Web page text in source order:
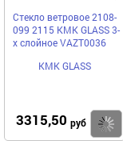
Стекло ветровое 2108-
099 2115 КМК GLASS 3-
х слойное VAZT0036
КМК GLASS
3315,50 руб